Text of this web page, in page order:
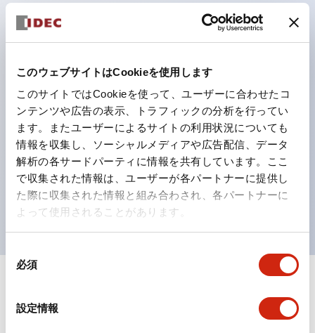
このウェブサイトはCookieを使用します
このサイトではCookieを使って、ユーザーに合わせたコ
ンテンツや広告の表示、トラフィックの分析を行ってい
ます。またユーザーによるサイトの利用状況についても
情報を収集し、ソーシャルメディアや広告配信、データ
解析の各サードパーティに情報を共有しています。ここ
で収集された情報は、ユーザーが各パートナーに提供し
た際に収集された情報と組み合わされ、各パートナーに
よって使用されることがあります。
必須
設定情報
チも完備。
ワールドワイドなニーズに対応する各種電圧を完備。
ごとに分かれていたLED球を、1色のLED球で各色を表
現できるようにしました。
カラーユニバーサルデザインに対応。表示灯（角平形）
の点灯/消灯の認識および、点灯時のランプ色の識別が
対応。
ISO 3864-4安全色に対応。危険時や緊急事態時の色表
現がより明確・鮮明で、より多くの方が識別可能に。